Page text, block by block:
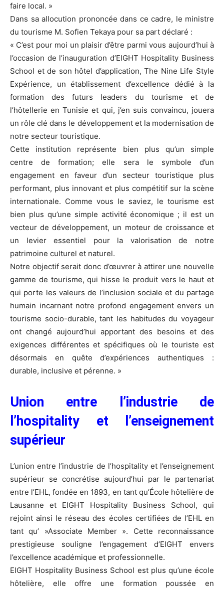
faire local. »
Dans sa allocution prononcée dans ce cadre, le ministre
du tourisme M. Sofien Tekaya pour sa part déclaré :
« C’est pour moi un plaisir d’être parmi vous aujourd’hui à
l’occasion de l’inauguration d’EIGHT Hospitality Business
School et de son hôtel d’application, The Nine Life Style
Expérience, un établissement d’excellence dédié à la
formation des futurs leaders du tourisme et de
l’hôtellerie en Tunisie et qui, j’en suis convaincu, jouera
un rôle clé dans le développement et la modernisation de
notre secteur touristique.
Cette institution représente bien plus qu’un simple
centre de formation; elle sera le symbole d’un
engagement en faveur d’un secteur touristique plus
performant, plus innovant et plus compétitif sur la scène
internationale. Comme vous le saviez, le tourisme est
bien plus qu’une simple activité économique ; il est un
vecteur de développement, un moteur de croissance et
un levier essentiel pour la valorisation de notre
patrimoine culturel et naturel.
Notre objectif serait donc d’œuvrer à attirer une nouvelle
gamme de tourisme, qui hisse le produit vers le haut et
qui porte les valeurs de l’inclusion sociale et du partage
humain incarnant notre profond engagement envers un
tourisme socio-durable, tant les habitudes du voyageur
ont changé aujourd’hui apportant des besoins et des
exigences différentes et spécifiques où le touriste est
désormais en quête d’expériences authentiques :
durable, inclusive et pérenne. »
Union entre l’industrie de
l’hospitality et l’enseignement
supérieur
L’union entre l’industrie de l’hospitality et l’enseignement
supérieur se concrétise aujourd’hui par le partenariat
entre l’EHL, fondée en 1893, en tant qu’École hôtelière de
Lausanne et EIGHT Hospitality Business School, qui
rejoint ainsi le réseau des écoles certifiées de l’EHL en
tant qu’ »Associate Member ». Cette reconnaissance
prestigieuse souligne l’engagement d’EIGHT envers
l’excellence académique et professionnelle.
EIGHT Hospitality Business School est plus qu’une école
hôtelière, elle offre une formation poussée en